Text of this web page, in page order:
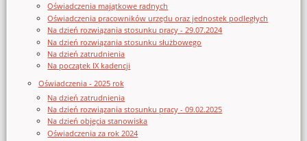
Oświadczenia majątkowe radnych
Oświadczenia pracowników urzędu oraz jednostek podległych
Na dzień rozwiązania stosunku pracy - 29.07.2024
Na dzień rozwiązania stosunku służbowego
Na dzień zatrudnienia
Na początek IX kadencji
Oświadczenia - 2025 rok
Na dzień zatrudnienia
Na dzień rozwiązania stosunku pracy - 09.02.2025
Na dzień objęcia stanowiska
Oświadczenia za rok 2024